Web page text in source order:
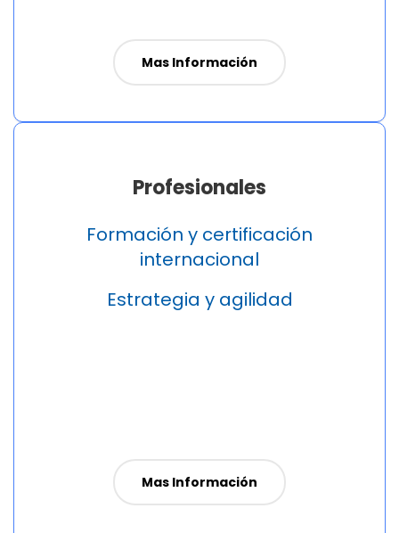
Mas Información
Profesionales
Formación y certificación
internacional
Estrategia y agilidad
Mas Información